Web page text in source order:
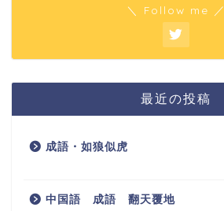
＼ Follow me ／
最近の投稿
成語・如狼似虎
中国語 成語 翻天覆地